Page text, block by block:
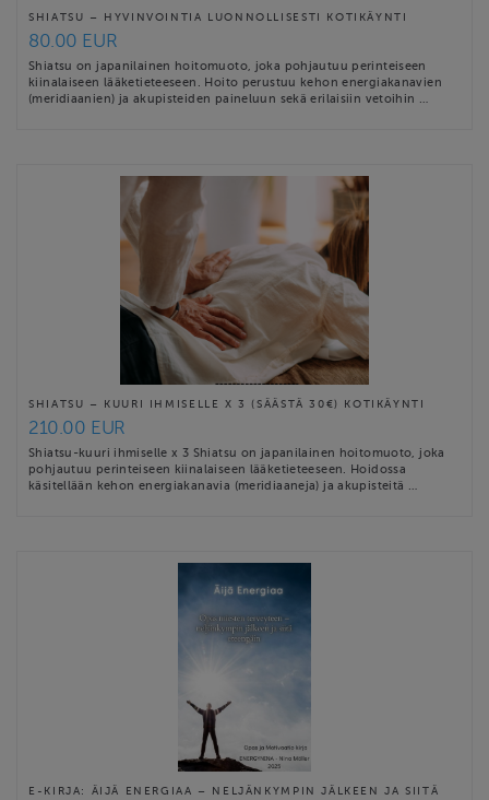
SHIATSU – HYVINVOINTIA LUONNOLLISESTI KOTIKÄYNTI
80.00 EUR
Shiatsu on japanilainen hoitomuoto, joka pohjautuu perinteiseen
kiinalaiseen lääketieteeseen. Hoito perustuu kehon energiakanavien
(meridiaanien) ja akupisteiden paineluun sekä erilaisiin vetoihin …
SHIATSU – KUURI IHMISELLE X 3 (SÄÄSTÄ 30€) KOTIKÄYNTI
210.00 EUR
Shiatsu-kuuri ihmiselle x 3 Shiatsu on japanilainen hoitomuoto, joka
pohjautuu perinteiseen kiinalaiseen lääketieteeseen. Hoidossa
käsitellään kehon energiakanavia (meridiaaneja) ja akupisteitä …
E-KIRJA: ÄIJÄ ENERGIAA – NELJÄNKYMPIN JÄLKEEN JA SIITÄ